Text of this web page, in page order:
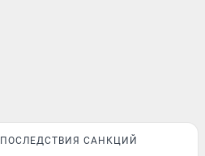
ПОСЛЕДСТВИЯ САНКЦИЙ